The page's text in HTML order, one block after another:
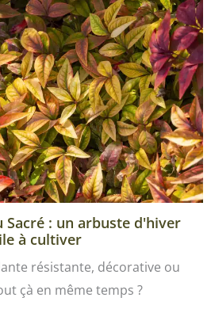
Sacré : un arbuste d'hiver
à cultiver
résistante, décorative ou
çà en même temps ?